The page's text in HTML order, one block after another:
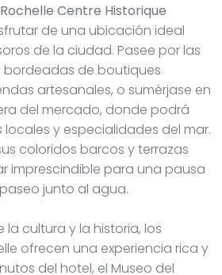
Centre Historique
de una ubicación ideal
de la ciudad. Pasee por las
de boutiques
artesanales, o sumérjase en
del mercado, donde podrá
y especialidades del mar.
coloridos barcos y terrazas
imprescindible para una pausa
junto al agua.
la cultura y la historia, los
ofrecen una experiencia rica y
del hotel, el Museo del